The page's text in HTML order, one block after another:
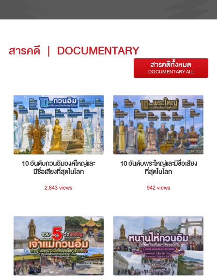
สารคดี | DOCUMENTARY
สารคดีทั้งหมด
DOCUMENTARY ALL
10 อันดับกวนอิมองค์ใหญ่และ
มีชื่อเสียงที่สุดในโลก
2,843 views
10 อันดับพระใหญ่และมีชื่อเสียง
ที่สุดในโลก
942 views